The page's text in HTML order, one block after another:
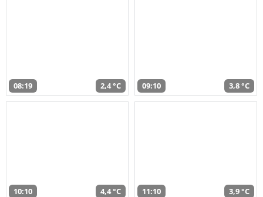
08:19 2,4 °C 09:10 3,8 °C
10:10 4,4 °C 11:10 3,9 °C